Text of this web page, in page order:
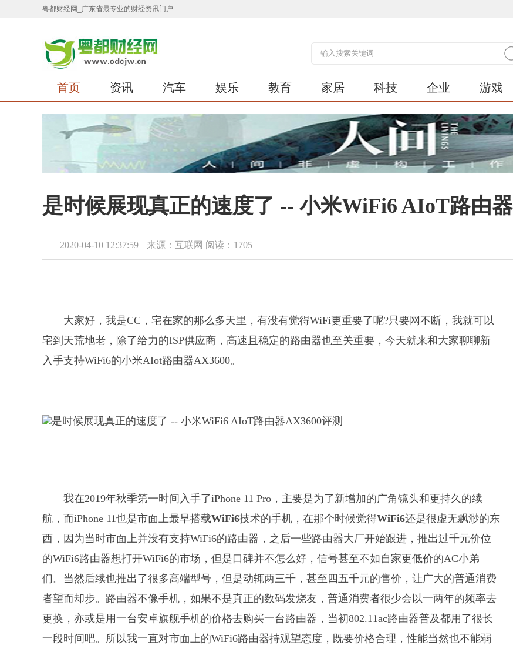
粤都财经网_广东省最专业的财经资讯门户
首页 资讯 汽车 娱乐 教育 家居 科技 企业 游戏
是时候展现真正的速度了 -- 小米WiFi6 AIoT路由
2020-04-10 12:37:59 来源：互联网 阅读：1705
大家好，我是CC，宅在家的那么多天里，有没有觉得WiFi更重要了呢?只要网不断，我就可以
宅到天荒地老，除了给力的ISP供应商，高速且稳定的路由器也至关重要，今天就来和大家聊聊新
入手支持WiFi6的小米AIot路由器AX3600。
我在2019年秋季第一时间入手了iPhone 11 Pro，主要是为了新增加的广角镜头和更持久的续
航，而iPhone 11也是市面上最早搭载WiFi6技术的手机，在那个时候觉得WiFi6还是很虚无飘渺的东
西，因为当时市面上并没有支持WiFi6的路由器，之后一些路由器大厂开始跟进，推出过千元价位
的WiFi6路由器想打开WiFi6的市场，但是口碑并不怎么好，信号甚至不如自家更低价的AC小弟
们。当然后续也推出了很多高端型号，但是动辄两三千，甚至四五千元的售价，让广大的普通消费
者望而却步。路由器不像手机，如果不是真正的数码发烧友，普通消费者很少会以一两年的频率去
更换，亦或是用一台安卓旗舰手机的价格去购买一台路由器，当初802.11ac路由器普及都用了很长
一段时间吧。所以我一直对市面上的WiFi6路由器持观望态度，既要价格合理，性能当然也不能弱